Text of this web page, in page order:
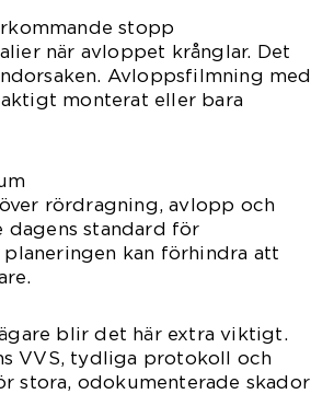
stopp
när avloppet krånglar. Det
Avloppsfilmning med
monterat eller bara
rördragning, avlopp och
dagens standard för
kan förhindra att
blir det här extra viktigt.
VVS, tydliga protokoll och
stora, odokumenterade skador